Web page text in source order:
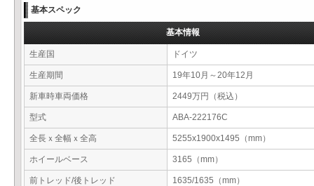
基本スペック
基本情報
生産国 ドイツ
生産期間 19年10月～20年12月
新車時車両価格 2449万円（税込）
型式 ABA-222176C
全長ｘ全幅ｘ全高 5255x1900x1495（mm）
ホイールベース 3165（mm）
前トレッド/後トレッド 1635/1635（mm）